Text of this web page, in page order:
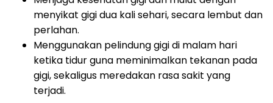
menyikat gigi dua kali sehari, secara lembut dan
perlahan.
Menggunakan pelindung gigi di malam hari
ketika tidur guna meminimalkan tekanan pada
gigi, sekaligus meredakan rasa sakit yang
terjadi.